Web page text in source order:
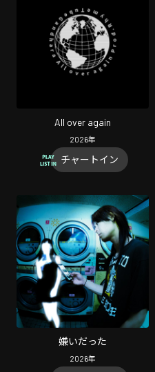
All over again
2026年
チャートイン
嫌いだった
2026年